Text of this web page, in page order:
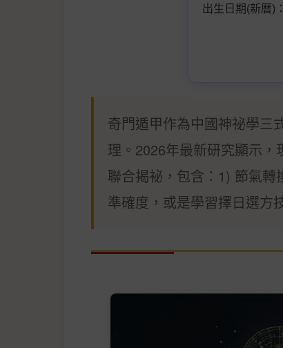
出生日期(新曆)：
奇門遁甲作為中國神祕學三
理。2026年最新研究顯示
聯合揭祕，包含：1) 節氣
準確度，或是學習擇日選方